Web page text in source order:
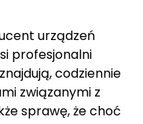
urządzeń
profesjonalni
codziennie
związanymi z
sprawę, że choć